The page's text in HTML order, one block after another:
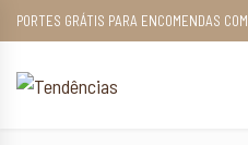
PORTES GRÁTIS PARA ENCOMENDAS